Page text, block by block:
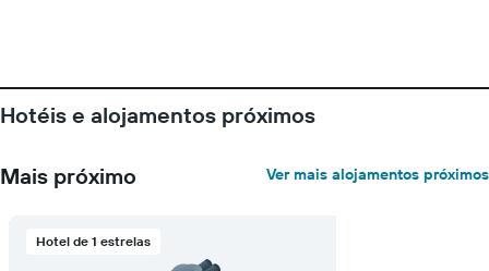
Hotéis e alojamentos próximos
Mais próximo Ver mais alojamentos próximos
Hotel de 1 estrelas